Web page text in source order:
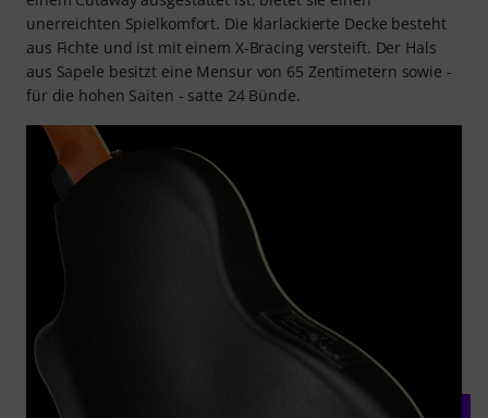
unerreichten Spielkomfort. Die klarlackierte Decke besteht
aus Fichte und ist mit einem X-Bracing versteift. Der Hals
aus Sapele besitzt eine Mensur von 65 Zentimetern sowie -
für die hohen Saiten - satte 24 Bünde.